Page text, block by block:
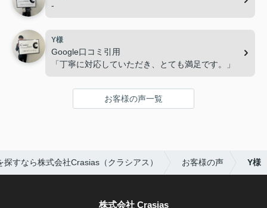
-
Y様
Google口コミ引用
「丁寧に対応していただき、とても満足です。」
お客様の声一覧
すなら株式会社Crasias（クラシアス） お客様の声 Y様
株式会社 Crasias